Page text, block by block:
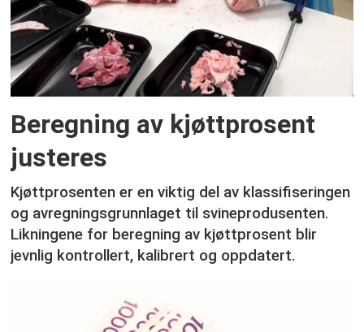
Beregning av kjøttprosent
justeres
Kjøttprosenten er en viktig del av klassifiseringen
og avregningsgrunnlaget til svineprodusenten.
Likningene for beregning av kjøttprosent blir
jevnlig kontrollert, kalibrert og oppdatert.